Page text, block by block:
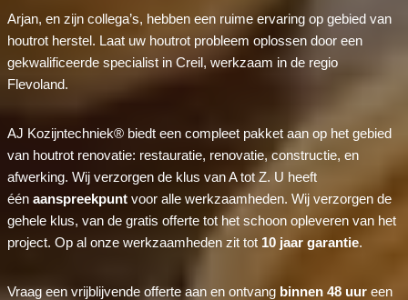
Arjan, en zijn collega’s, hebben een ruime ervaring op gebied van
houtrot herstel. Laat uw houtrot probleem oplossen door een
gekwalificeerde specialist in Creil, werkzaam in de regio
Flevoland.
AJ Kozijntechniek® biedt een compleet pakket aan op het gebied
van houtrot renovatie: restauratie, renovatie, constructie, en
afwerking. Wij verzorgen de klus van A tot Z. U heeft
één aanspreekpuntvoor alle werkzaamheden. Wij verzorgen de
gehele klus, van de gratis offerte tot het schoon opleveren van het
project. Op al onze werkzaamheden zit tot 10 jaar garantie.
Vraag een vrijblijvende offerte aan en ontvang binnen 48 uureen